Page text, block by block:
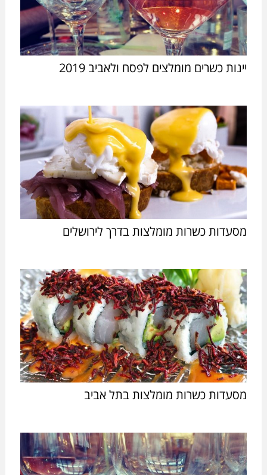
יינות כשרים מומלצים לפסח ולאביב 2019
מסעדות כשרות מומלצות בדרך לירושלים
מסעדות כשרות מומלצות בתל אביב